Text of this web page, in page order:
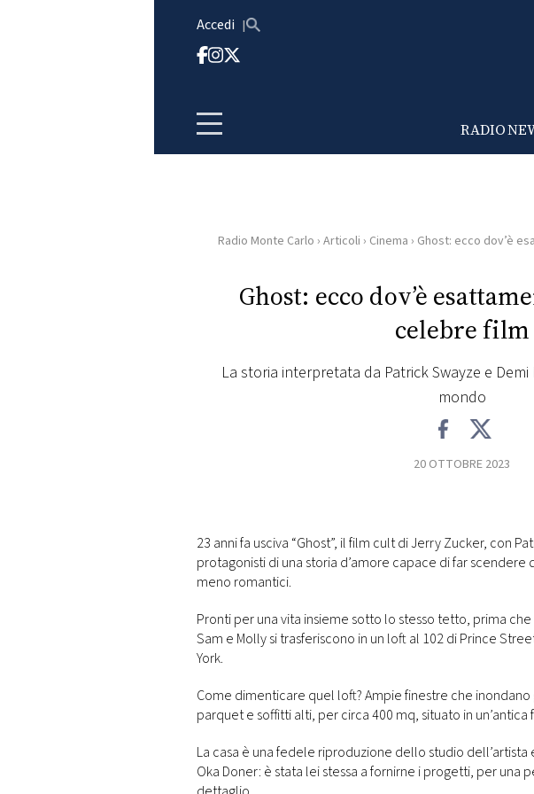
Accedi
RADIO
HOME
RADIO
CONCORSI
EVENTI
PRINCIPATO
Radio Monte Carlo › Articoli › Cinema › Ghost: ecco dov’è
Ghost: ecco dov’è
celebre film
La storia interpretata da Patrick Swayze e
mondo
20 OTTOBRE 2023
23 anni fa usciva “Ghost”, il film cult di Jerry Zucker, con
protagonisti di una storia d’amore capace di far
meno romantici.
Pronti per una vita insieme sotto lo stesso tetto, prima
Sam e Molly si trasferiscono in un loft al 102 di Prince
York.
Come dimenticare quel loft? Ampie finestre che
parquet e soffitti alti, per circa 400 mq, situato in
La casa è una fedele riproduzione dello studio dell’artista
Oka Doner: è stata lei stessa a fornirne i progetti, per una